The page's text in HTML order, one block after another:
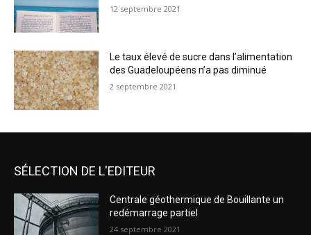
12 septembre 2021
Le taux élevé de sucre dans l’alimentation
des Guadeloupéens n’a pas diminué
2 septembre 2021
SÉLECTION DE L'EDITEUR
Centrale géothermique de Bouillante un
redémarrage partiel
24 septembre 2021